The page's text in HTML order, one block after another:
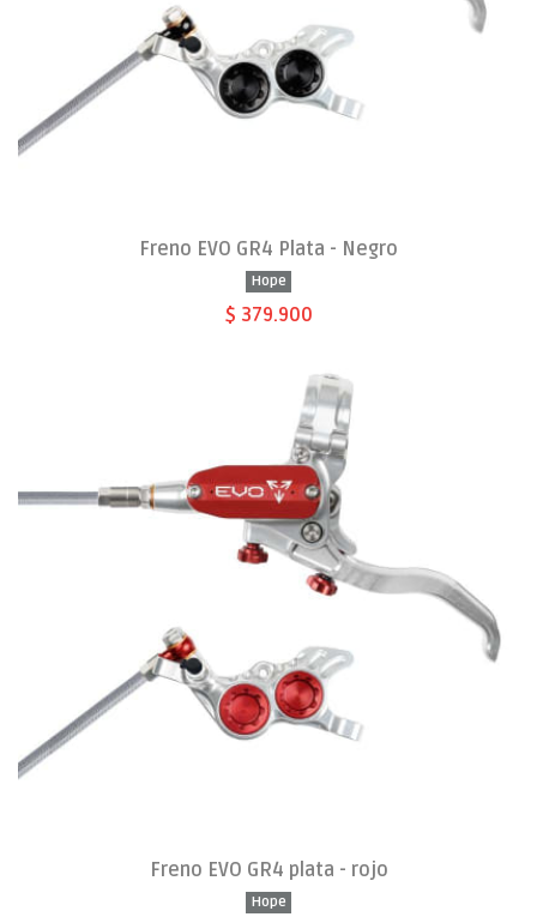
Freno EVO GR4 Plata - Negro
Hope
$ 379.900
Freno EVO GR4 plata - rojo
Hope